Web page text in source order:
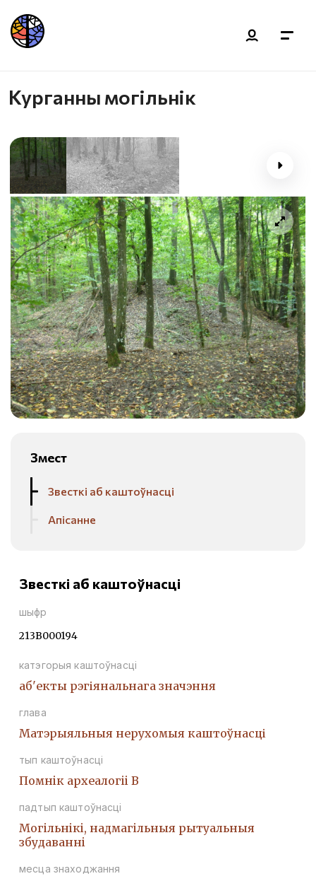
Курганны могільнік
Змест
Звесткі аб каштоўнасці
Апісанне
Звесткі аб каштоўнасці
шыфр
213В000194
катэгорыя каштоўнасці
аб'екты рэгіянальнага значэння
глава
Матэрыяльныя нерухомыя каштоўнасці
тып каштоўнасці
Помнiк археалогii В
падтып каштоўнасці
Могiльнiкi, надмагiльныя рытуальныя
збудаваннi
месца знаходжання